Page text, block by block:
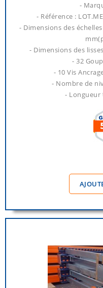
-
- Référence :
- Dimensions des
- Dimensions des
- 32
- 10 Vis
- Nombre de
- Longueur